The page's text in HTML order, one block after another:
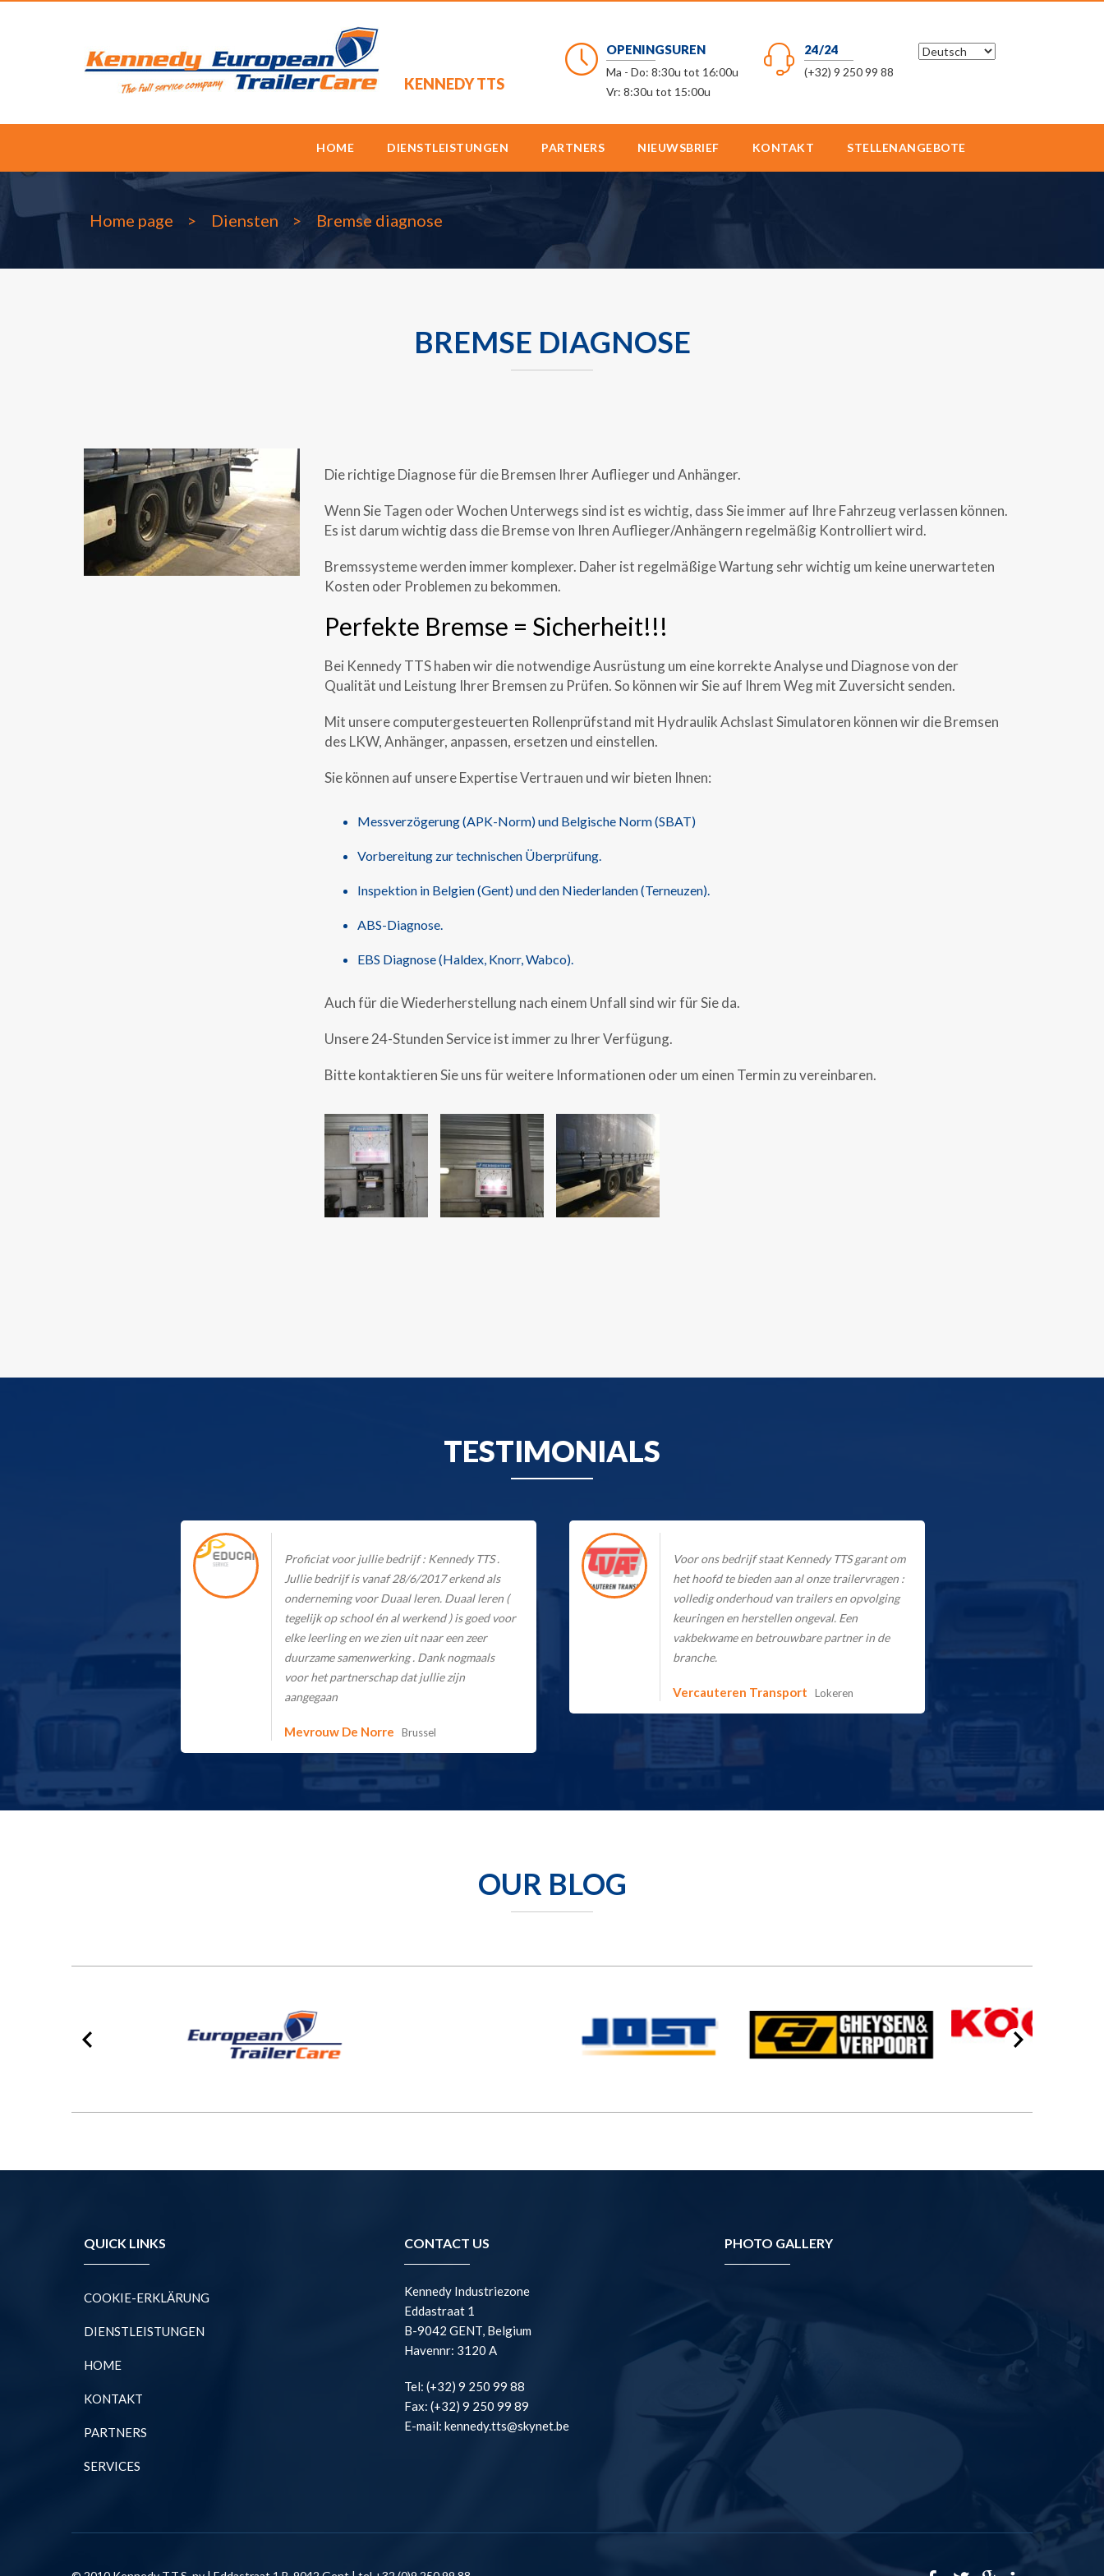
KENNEDY TTS
24/24
(+32) 9 250 99 88
OPENINGSUREN
Ma - Do: 8:30u tot 16:00u
Vr: 8:30u tot 15:00u
HOME DIENSTLEISTUNGEN PARTNERS NIEUWSBRIEF KONTAKT STELLENANGEBOTE
Home page Diensten Bremse diagnose
BREMSE DIAGNOSE
Die richtige Diagnose für die Bremsen Ihrer Auflieger und Anhänger.
Wenn Sie Tagen oder Wochen Unterwegs sind ist es wichtig, dass Sie immer auf Ihre Fahrzeug verlassen können.
Es ist darum wichtig dass die Bremse von Ihren Auflieger/Anhängern regelmäßig Kontrolliert wird.
Bremssysteme werden immer komplexer. Daher ist regelmäßige Wartung sehr wichtig um keine unerwarteten
Kosten oder Problemen zu bekommen.
Perfekte Bremse = Sicherheit!!!
Bei Kennedy TTS haben wir die notwendige Ausrüstung um eine korrekte Analyse und Diagnose von der
Qualität und Leistung Ihrer Bremsen zu Prüfen. So können wir Sie auf Ihrem Weg mit Zuversicht senden.
Mit unsere computergesteuerten Rollenprüfstand mit Hydraulik Achslast Simulatoren können wir die Bremsen
des LKW, Anhänger, anpassen, ersetzen und einstellen.
Sie können auf unsere Expertise Vertrauen und wir bieten Ihnen:
Messverzögerung (APK-Norm) und Belgische Norm (SBAT)
Vorbereitung zur technischen Überprüfung.
Inspektion in Belgien (Gent) und den Niederlanden (Terneuzen).
ABS-Diagnose.
EBS Diagnose (Haldex, Knorr, Wabco).
Auch für die Wiederherstellung nach einem Unfall sind wir für Sie da.
Unsere 24-Stunden Service ist immer zu Ihrer Verfügung.
Bitte kontaktieren Sie uns für weitere Informationen oder um einen Termin zu vereinbaren.
TESTIMONIALS
Proficiat voor jullie bedrijf : Kennedy TTS .
Jullie bedrijf is vanaf 28/6/2017 erkend als
onderneming voor Duaal leren. Duaal leren (
tegelijk op school én al werkend ) is goed voor
elke leerling en we zien uit naar een zeer
duurzame samenwerking . Dank nogmaals
voor het partnerschap dat jullie zijn
aangegaan
Mevrouw De Norre Brussel
Voor ons bedrijf staat Kennedy TTS garant om
het hoofd te bieden aan al onze trailervragen :
volledig onderhoud van trailers en opvolging
keuringen en herstellen ongeval. Een
vakbekwame en betrouwbare partner in de
branche.
Vercauteren Transport Lokeren
OUR BLOG
QUICK LINKS
COOKIE-ERKLÄRUNG
DIENSTLEISTUNGEN
HOME
KONTAKT
PARTNERS
SERVICES
CONTACT US
Kennedy Industriezone
Eddastraat 1
B-9042 GENT, Belgium
Havennr: 3120 A
Tel: (+32) 9 250 99 88
Fax: (+32) 9 250 99 89
E-mail: kennedy.tts@skynet.be
PHOTO GALLERY